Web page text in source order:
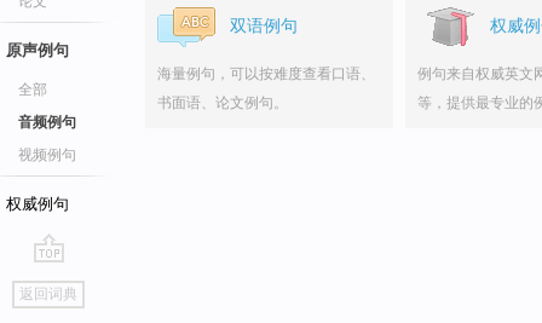
原声例句
全部
音频例句
视频例句
权威例句
go
top
返回词典
双语例句
海量例句，可以按难度查看口语、
书面语、论文例句。
权威
例句来自权威英文
等，提供最专业的